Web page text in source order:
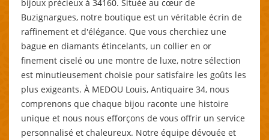
bijoux précieux à 34160. Située au cœur de
Buzignargues, notre boutique est un véritable écrin de
raffinement et d'élégance. Que vous cherchiez une
bague en diamants étincelants, un collier en or
finement ciselé ou une montre de luxe, notre sélection
est minutieusement choisie pour satisfaire les goûts les
plus exigeants. À MEDOU Louis, Antiquaire 34, nous
comprenons que chaque bijou raconte une histoire
unique et nous nous efforçons de vous offrir un service
personnalisé et chaleureux. Notre équipe dévouée et